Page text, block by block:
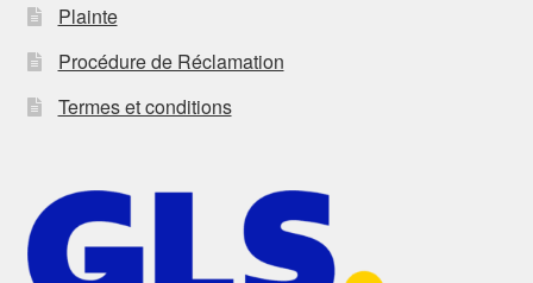
Plainte
Procédure de Réclamation
Termes et conditions